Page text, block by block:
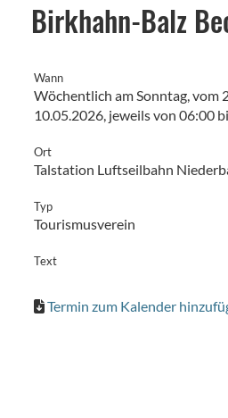
Birkhahn-Balz
Wann
Wöchentlich am Sonntag, vom
10.05.2026, jeweils von 06:00
Ort
Talstation Luftseilbahn
Typ
Tourismusverein
Text
Termin zum Kalender